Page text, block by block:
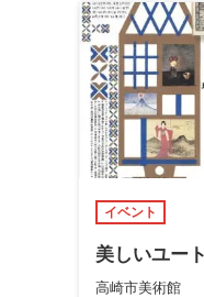
イベント
美しいユー
高崎市美術館